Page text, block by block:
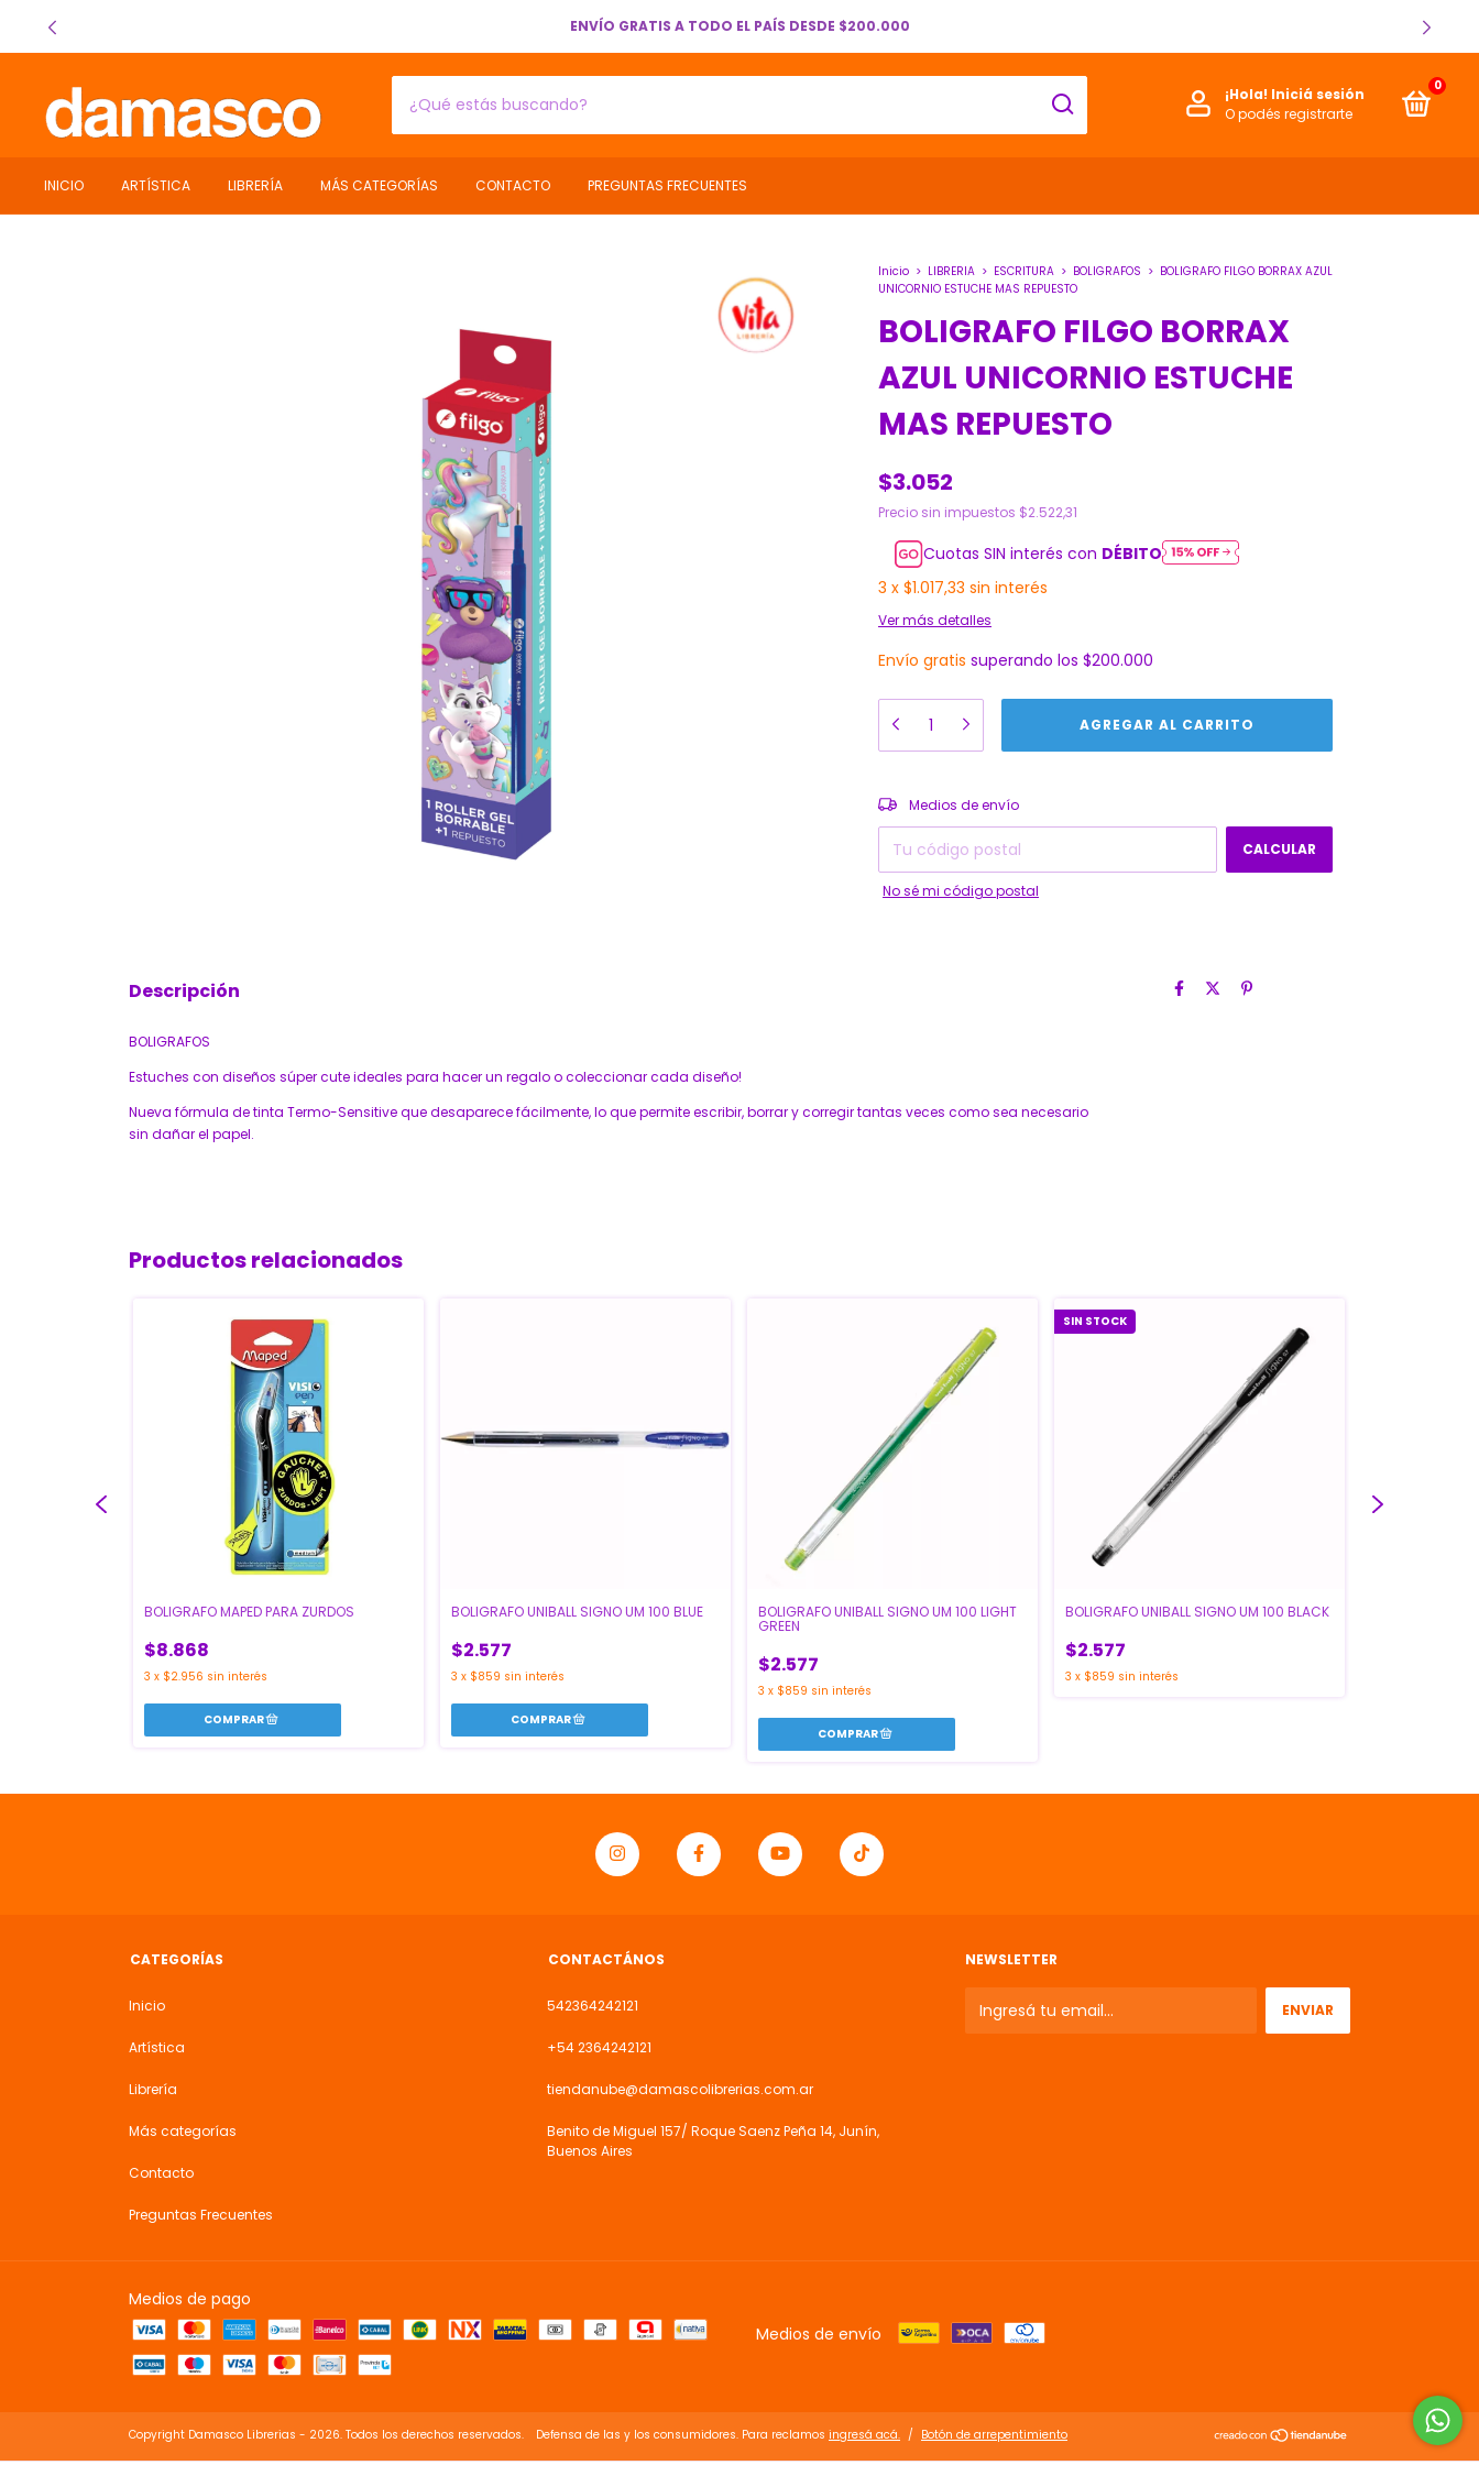
ENVÍO GRATIS A TODO EL PAÍS DESDE $200.000
¡Hola! Iniciá sesión
O podés registrarte
0
INICIO ARTÍSTICA LIBRERÍA MÁS CATEGORÍAS CONTACTO PREGUNTAS FRECUENTES
Inicio > LIBRERIA > ESCRITURA > BOLIGRAFOS > BOLIGRAFO FILGO BORRAX AZUL
UNICORNIO ESTUCHE MAS REPUESTO
BOLIGRAFO FILGO BORRAX
AZUL UNICORNIO ESTUCHE
MAS REPUESTO
$3.052
Precio sin impuestos $2.522,31
Cuotas SIN interés con DÉBITO
3 x $1.017,33 sin interés
Ver más detalles
Envío gratis superando los $200.000
Entregas para el CP:
Medios de envío
CALCULAR
No sé mi código postal
Descripción
BOLIGRAFOS
Estuches con diseños súper cute ideales para hacer un regalo o coleccionar cada diseño!
Nueva fórmula de tinta Termo-Sensitive que desaparece fácilmente, lo que permite escribir, borrar y corregir tantas veces como sea necesario
sin dañar el papel.
Productos relacionados
BOLIGRAFO MAPED PARA ZURDOS
$8.868
3 x $2.956 sin interés
BOLIGRAFO UNIBALL SIGNO UM 100 BLUE
$2.577
3 x $859 sin interés
BOLIGRAFO UNIBALL SIGNO UM 100 LIGHT
GREEN
$2.577
3 x $859 sin interés
SIN STOCK
BOLIGRAFO UNIBALL SIGNO UM 100 BLACK
$2.577
3 x $859 sin interés
CATEGORÍAS
Inicio
Artística
Librería
Más categorías
Contacto
Preguntas Frecuentes
CONTACTÁNOS
542364242121
+54 2364242121
tiendanube@damascolibrerias.com.ar
Benito de Miguel 157/ Roque Saenz Peña 14, Junín,
Buenos Aires
NEWSLETTER
Medios de pago
Medios de envío
Copyright Damasco Librerias - 2026. Todos los derechos reservados. Defensa de las y los consumidores. Para reclamos ingresá acá. / Botón de arrepentimiento